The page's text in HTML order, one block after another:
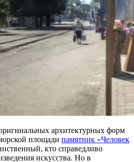
архитектурных форм
площади памятник «Человек
кто справедливо
искусства. Но в